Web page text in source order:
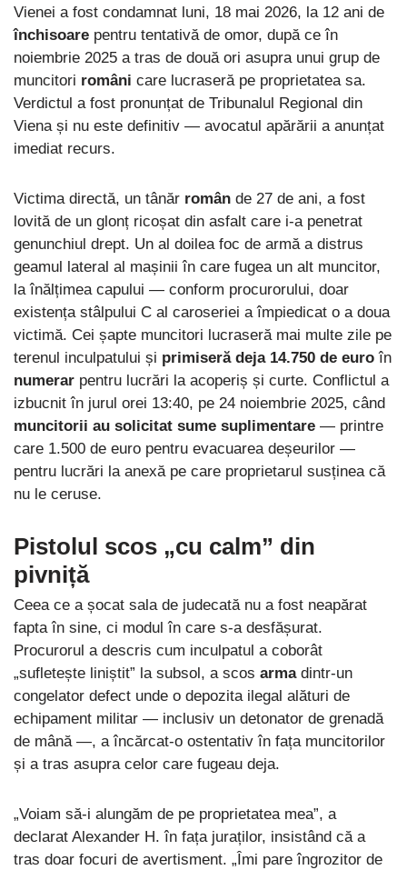
Vienei a fost condamnat luni, 18 mai 2026, la 12 ani de
închisoare pentru tentativă de omor, după ce în
noiembrie 2025 a tras de două ori asupra unui grup de
muncitori români care lucraseră pe proprietatea sa.
Verdictul a fost pronunțat de Tribunalul Regional din
Viena și nu este definitiv — avocatul apărării a anunțat
imediat recurs.
Victima directă, un tânăr român de 27 de ani, a fost
lovită de un glonț ricoșat din asfalt care i-a penetrat
genunchiul drept. Un al doilea foc de armă a distrus
geamul lateral al mașinii în care fugea un alt muncitor,
la înălțimea capului — conform procurorului, doar
existența stâlpului C al caroseriei a împiedicat o a doua
victimă. Cei șapte muncitori lucraseră mai multe zile pe
terenul inculpatului și primiseră deja 14.750 de euro în
numerar pentru lucrări la acoperiș și curte. Conflictul a
izbucnit în jurul orei 13:40, pe 24 noiembrie 2025, când
muncitorii au solicitat sume suplimentare — printre
care 1.500 de euro pentru evacuarea deșeurilor —
pentru lucrări la anexă pe care proprietarul susținea că
nu le ceruse.
Pistolul scos „cu calm” din
pivniță
Ceea ce a șocat sala de judecată nu a fost neapărat
fapta în sine, ci modul în care s-a desfășurat.
Procurorul a descris cum inculpatul a coborât
„sufletește liniștit” la subsol, a scos armadintr-un
congelator defect unde o depozita ilegal alături de
echipament militar — inclusiv un detonator de grenadă
de mână —, a încărcat-o ostentativ în fața muncitorilor
și a tras asupra celor care fugeau deja.
„Voiam să-i alungăm de pe proprietatea mea”, a
declarat Alexander H. în fața juraților, insistând că a
tras doar focuri de avertisment. „Îmi pare îngrozitor de